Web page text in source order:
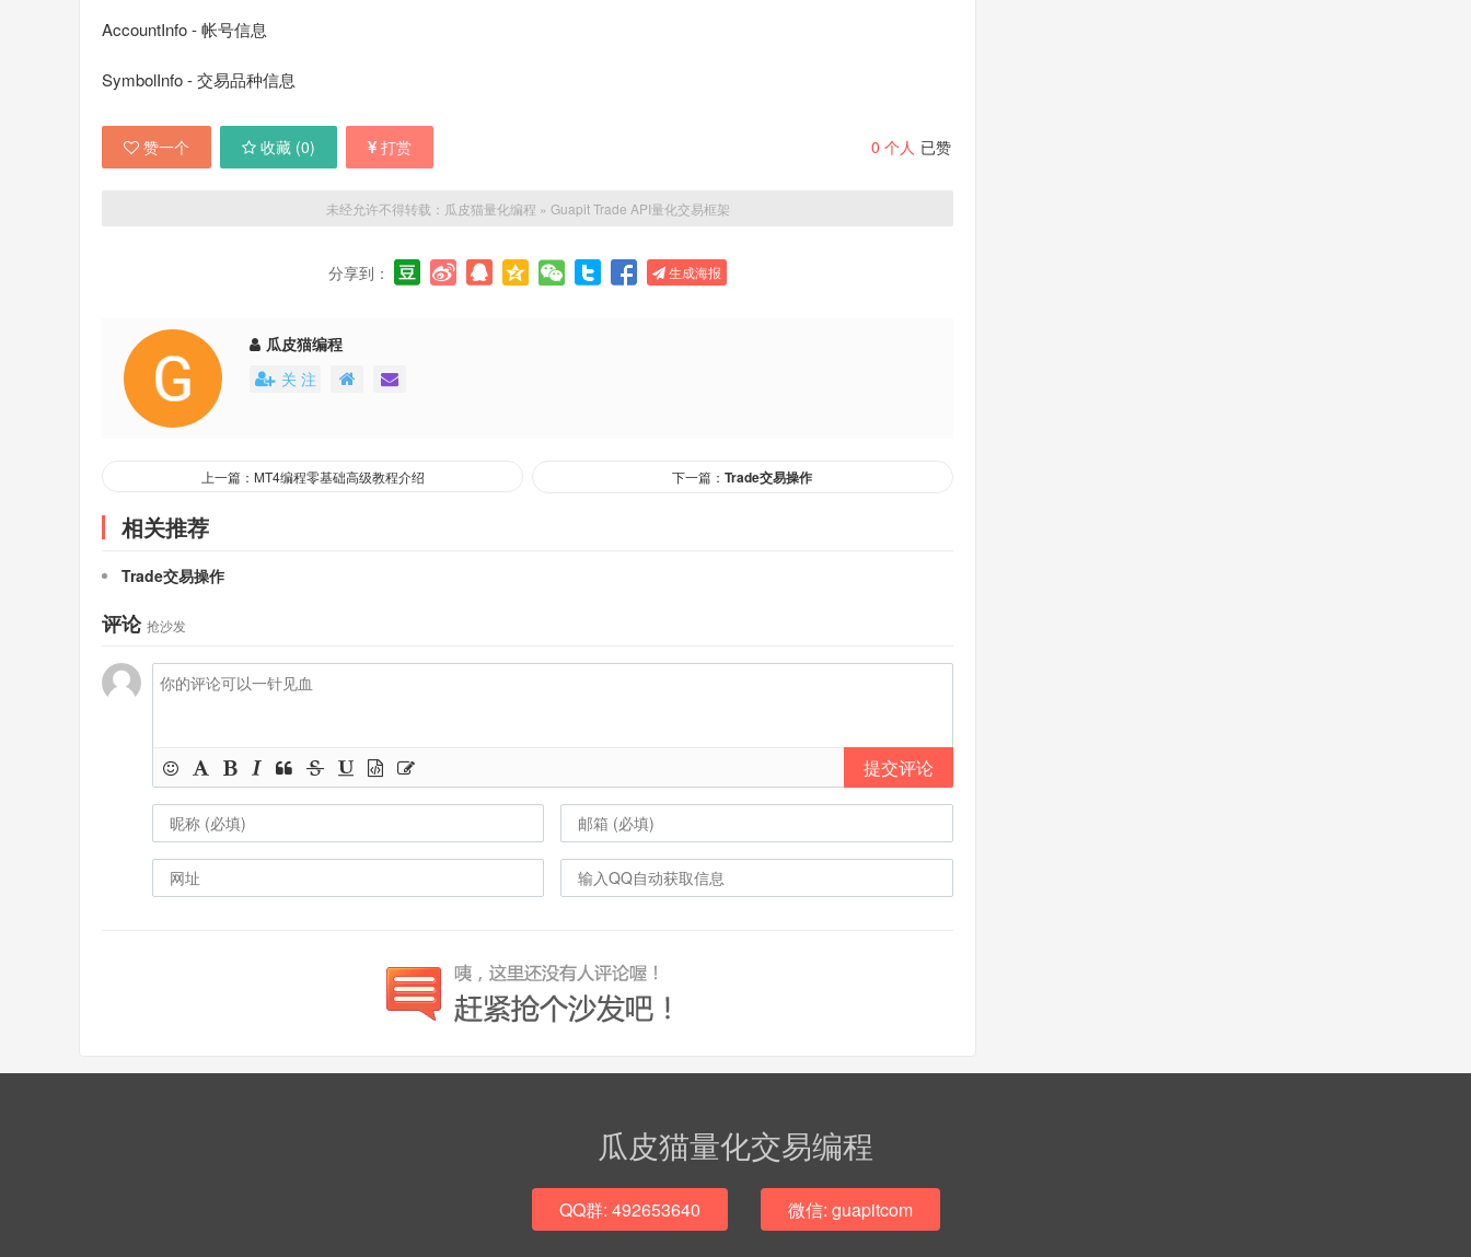
AccountInfo - 帐号信息
SymbolInfo - 交易品种信息
0 个人 已赞
赞一个 收藏 (0) 打赏
未经允许不得转载： 瓜皮猫量化编程 » Guapit Trade API量化交易框架
分享到： 生成海报
瓜皮猫编程
关 注
上一篇：MT4编程零基础高级教程介绍 下一篇：Trade交易操作
相关推荐
Trade交易操作
评论 抢沙发
提交评论
瓜皮猫量化交易编程
QQ群: 492653640 微信: guapitcom